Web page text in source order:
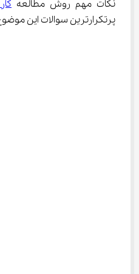
نکات مهم روش مطالعه
پرتکرارترین سوالات این